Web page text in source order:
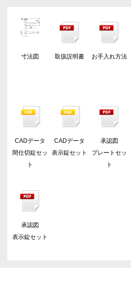
寸法図 取扱説明書 お手入れ方法
CADデータ
間仕切錠セッ
ト
CADデータ
表示錠セット
承認図
プレートセッ
ト
承認図
表示錠セット